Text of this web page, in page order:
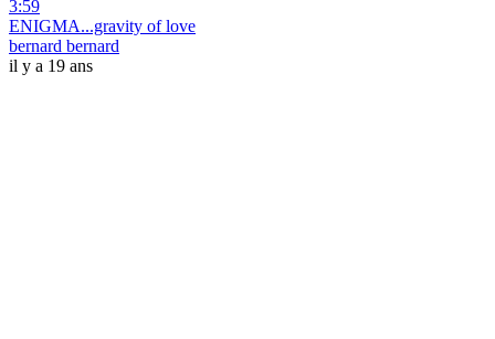
3:59
ENIGMA...gravity of love
bernard bernard
il y a 19 ans